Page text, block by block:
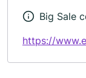
Big Sale
https://